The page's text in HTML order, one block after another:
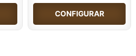
CONFIGURAR